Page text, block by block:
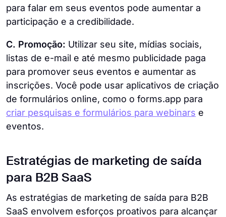
para falar em seus eventos pode aumentar a
participação e a credibilidade.
C. Promoção: Utilizar seu site, mídias sociais,
listas de e-mail e até mesmo publicidade paga
para promover seus eventos e aumentar as
inscrições. Você pode usar aplicativos de criação
de formulários online, como o forms.app para
criar pesquisas e formulários para webinars e
eventos.
Estratégias de marketing de saída
para B2B SaaS
As estratégias de marketing de saída para B2B
SaaS envolvem esforços proativos para alcançar